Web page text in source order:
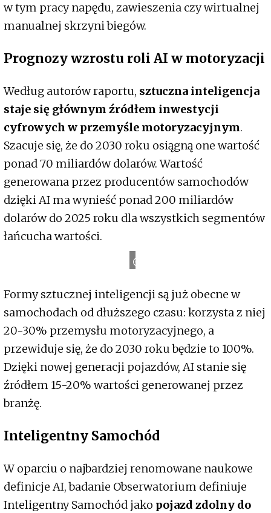
w tym pracy napędu, zawieszenia czy wirtualnej
manualnej skrzyni biegów.
Prognozy wzrostu roli AI w motoryzacji
Według autorów raportu, sztuczna inteligencja
staje się głównym źródłem inwestycji
cyfrowych w przemyśle motoryzacyjnym.
Szacuje się, że do 2030 roku osiągną one wartość
ponad 70 miliardów dolarów. Wartość
generowana przez producentów samochodów
dzięki AI ma wynieść ponad 200 miliardów
dolarów do 2025 roku dla wszystkich segmentów
łańcucha wartości.
Formy sztucznej inteligencji są już obecne w
samochodach od dłuższego czasu: korzysta z niej
20-30% przemysłu motoryzacyjnego, a
przewiduje się, że do 2030 roku będzie to 100%.
Dzięki nowej generacji pojazdów, AI stanie się
źródłem 15-20% wartości generowanej przez
branżę.
Inteligentny Samochód
W oparciu o najbardziej renomowane naukowe
definicje AI, badanie Obserwatorium definiuje
Inteligentny Samochód jako pojazd zdolny do